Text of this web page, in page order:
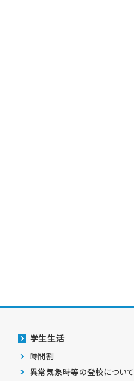
学生生活
時間割
異常気象時等の登校について